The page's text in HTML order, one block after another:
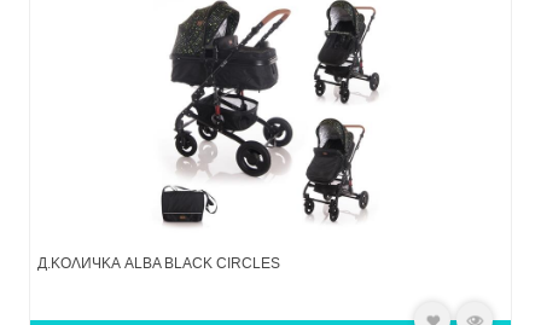
Д.КОЛИЧКА ALBA BLACK CIRCLES